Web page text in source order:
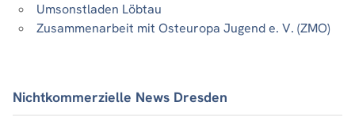
Umsonstladen Löbtau
Zusammenarbeit mit Osteuropa Jugend e. V. (ZMO)
Nichtkommerzielle News Dresden